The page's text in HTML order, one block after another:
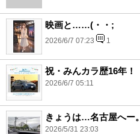
映画と……(・・;
2026/6/7 07:23 1
祝・みんカラ歴16年！
2026/6/7 05:11
きょうは…名古屋へー。
2026/5/31 23:03